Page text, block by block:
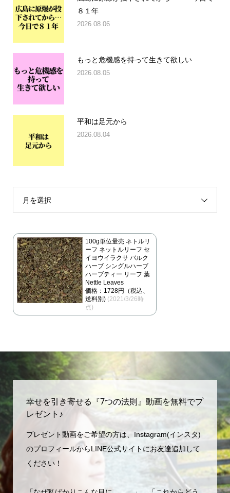
８１年
2026.08.06
もっと危機感を持って生きて欲しい
2026.08.05
平和は足元から
2026.08.04
月を選択
100g単位量売 ネトルリ
ーフ ネットルリーフ セ
イヨウイラクサ バルク
ハーブ シングルハーブ
ハーブティー リーフ 葉
Nettle Leaves
価格：1728円（税込、
送料別) (2021/3/26時
点)
幸せを引き寄せる『7つの法則』動画を無料でプ
レゼント♪
プレゼント動画をご希望の方は、Instagram(インスタ)
のプロフィールからLINE公式サイトにお友達追加して
ください！